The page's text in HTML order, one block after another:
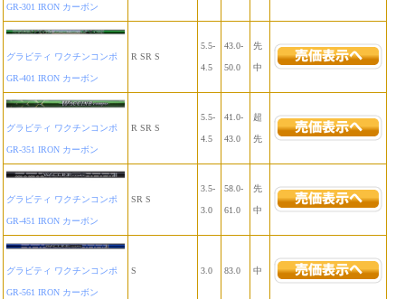
GR-301 IRON カーボン
グラビティ ワクチンコンポ
GR-401 IRON カーボン
R SR S
5.5-
4.5
43.0-
50.0
先
中
グラビティ ワクチンコンポ
GR-351 IRON カーボン
R SR S
5.5-
4.5
41.0-
43.0
超
先
グラビティ ワクチンコンポ
GR-451 IRON カーボン
SR S
3.5-
3.0
58.0-
61.0
先
中
グラビティ ワクチンコンポ
GR-561 IRON カーボン
S 3.0 83.0 中